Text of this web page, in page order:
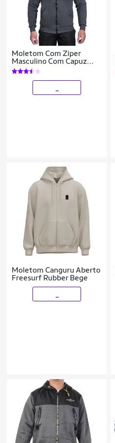
Moletom Com Zíper
Masculino Com Capuz
Canguru Blusa De Frio
Aberta
Moletom Canguru Aberto
Freesurf Rubber Bege